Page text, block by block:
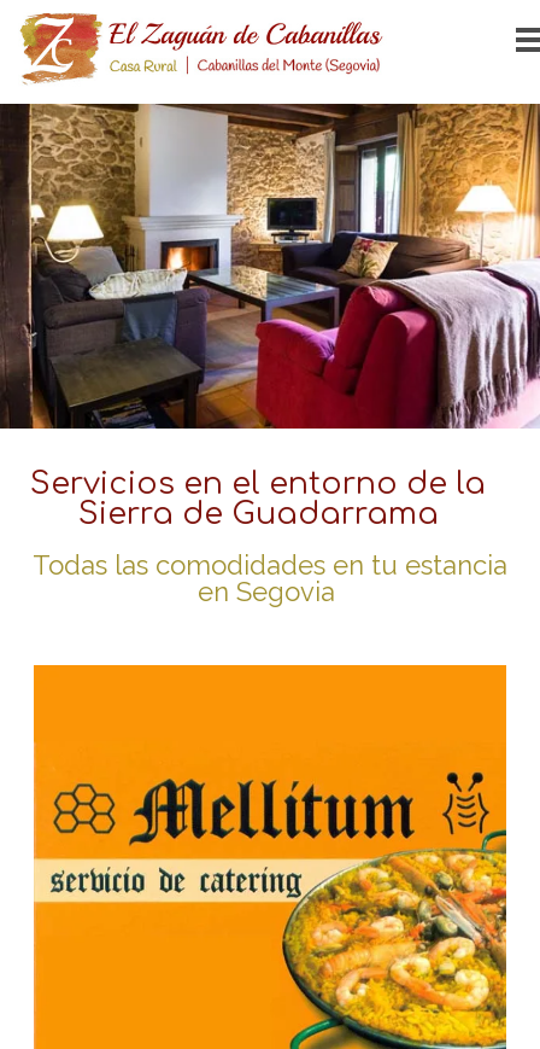
Servicios en el entorno de la
Sierra de Guadarrama
Todas las comodidades en tu estancia
en Segovia